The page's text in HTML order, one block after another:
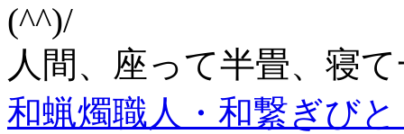
(^^)/
人間、座って半畳、寝
和蝋燭職人・和繋ぎび